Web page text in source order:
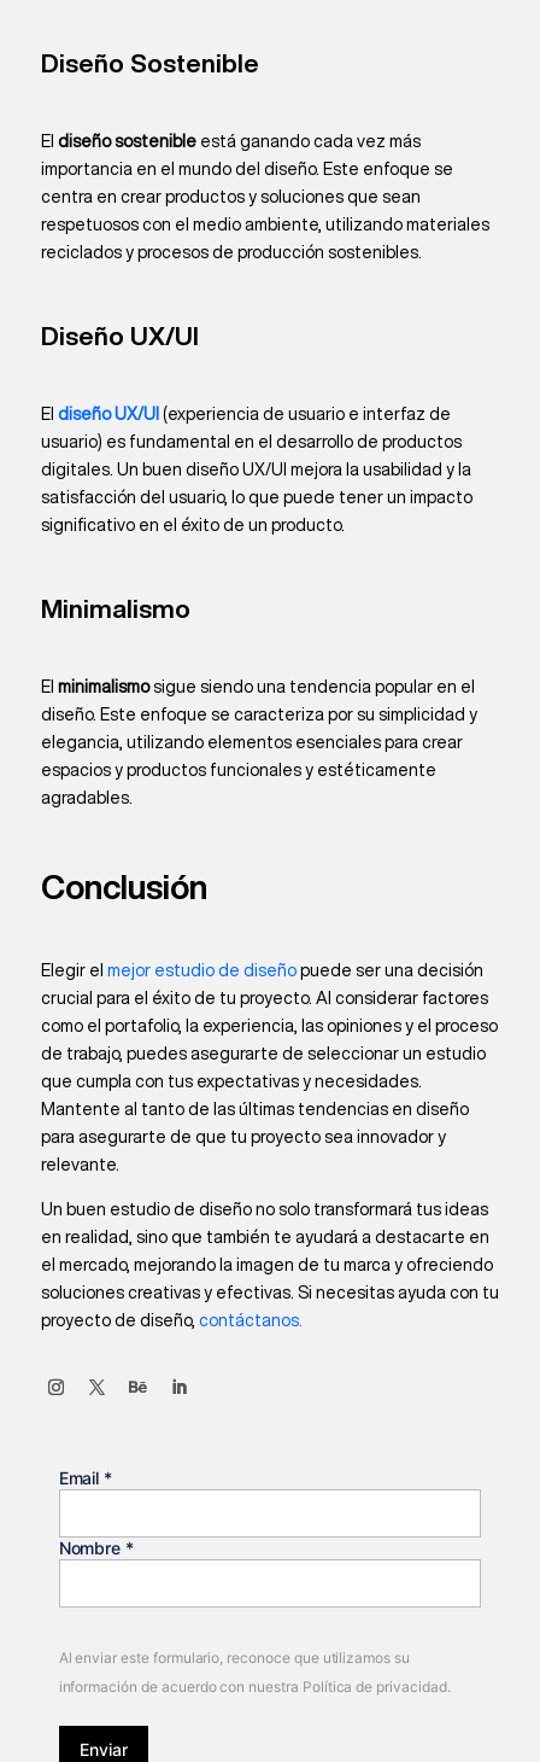
Diseño Sostenible
El diseño sostenibleestá ganando cada vez más
importancia en el mundo del diseño. Este enfoque se
centra en crear productos y soluciones que sean
respetuosos con el medio ambiente, utilizando materiales
reciclados y procesos de producción sostenibles.
Diseño UX/UI
El diseño UX/UI (experiencia de usuario e interfaz de
usuario) es fundamental en el desarrollo de productos
digitales. Un buen diseño UX/UI mejora la usabilidad y la
satisfacción del usuario, lo que puede tener un impacto
significativo en el éxito de un producto.
Minimalismo
El minimalismosigue siendo una tendencia popular en el
diseño. Este enfoque se caracteriza por su simplicidad y
elegancia, utilizando elementos esenciales para crear
espacios y productos funcionales y estéticamente
agradables.
Conclusión
Elegir el mejor estudio de diseñopuede ser una decisión
crucial para el éxito de tu proyecto. Al considerar factores
como el portafolio, la experiencia, las opiniones y el proceso
de trabajo, puedes asegurarte de seleccionar un estudio
que cumpla con tus expectativas y necesidades.
Mantente al tanto de las últimas tendencias en diseño
para asegurarte de que tu proyecto sea innovador y
relevante.
Un buen estudio de diseño no solo transformará tus ideas
en realidad, sino que también te ayudará a destacarte en
el mercado, mejorando la imagen de tu marca y ofreciendo
soluciones creativas y efectivas. Si necesitas ayuda con tu
proyecto de diseño, contáctanos.
Email *
Nombre *
Al enviar este formulario, reconoce que utilizamos su
información de acuerdo con nuestra Política de privacidad.
Enviar